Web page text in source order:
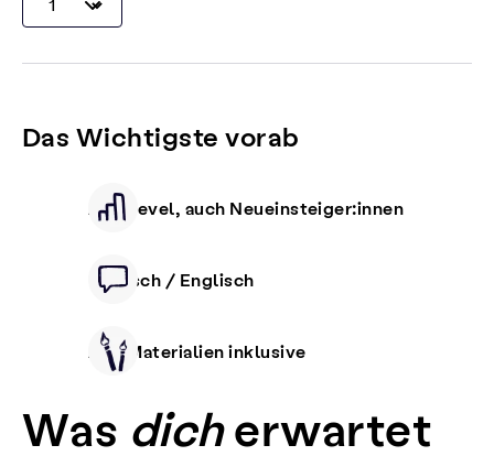
Das Wichtigste vorab
Alle Level, auch Neueinsteiger:innen
Deutsch / Englisch
Alle Materialien inklusive
Was dicherwartet